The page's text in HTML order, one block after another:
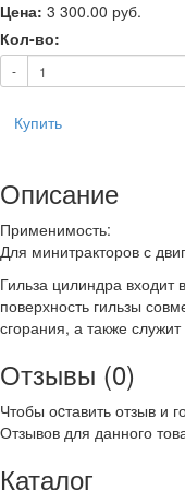
Цена: 3 300.00 руб.
Кол-во:
-
Купить
Описание
Применимость:
Для минитракторов с
Гильза цилиндра входит
поверхность гильзы
сгорания, а также
Отзывы (0)
Чтобы оcтавить отзыв и
Отзывов для данного
Каталог